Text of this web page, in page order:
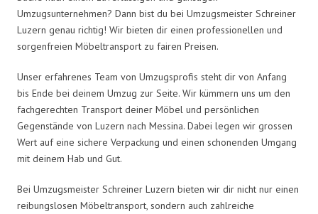
Umzugsunternehmen? Dann bist du bei Umzugsmeister Schreiner
Luzern genau richtig! Wir bieten dir einen professionellen und
sorgenfreien Möbeltransport zu fairen Preisen.
Unser erfahrenes Team von Umzugsprofis steht dir von Anfang
bis Ende bei deinem Umzug zur Seite. Wir kümmern uns um den
fachgerechten Transport deiner Möbel und persönlichen
Gegenstände von Luzern nach Messina. Dabei legen wir grossen
Wert auf eine sichere Verpackung und einen schonenden Umgang
mit deinem Hab und Gut.
Bei Umzugsmeister Schreiner Luzern bieten wir dir nicht nur einen
reibungslosen Möbeltransport, sondern auch zahlreiche